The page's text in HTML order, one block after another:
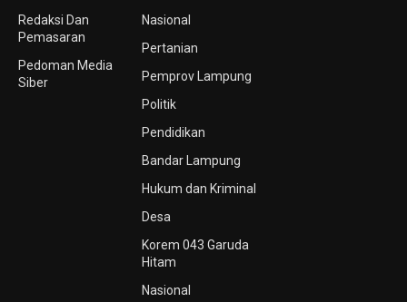
Redaksi Dan
Pemasaran
Pedoman Media
Siber
Nasional
Pertanian
Pemprov Lampung
Politik
Pendidikan
Bandar Lampung
Hukum dan Kriminal
Desa
Korem 043 Garuda
Hitam
Nasional